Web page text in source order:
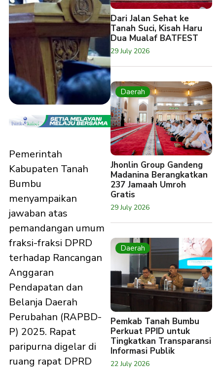
Pemerintah
Kabupaten Tanah
Bumbu
menyampaikan
jawaban atas
pemandangan umum
fraksi-fraksi DPRD
terhadap Rancangan
Anggaran
Pendapatan dan
Belanja Daerah
Perubahan (RAPBD-
P) 2025. Rapat
paripurna digelar di
ruang rapat DPRD
Dari Jalan Sehat ke
Tanah Suci, Kisah Haru
Dua Mualaf BATFEST
29 July 2026
Daerah
Jhonlin Group Gandeng
Madanina Berangkatkan
237 Jamaah Umroh
Gratis
29 July 2026
Daerah
Pemkab Tanah Bumbu
Perkuat PPID untuk
Tingkatkan Transparansi
Informasi Publik
22 July 2026